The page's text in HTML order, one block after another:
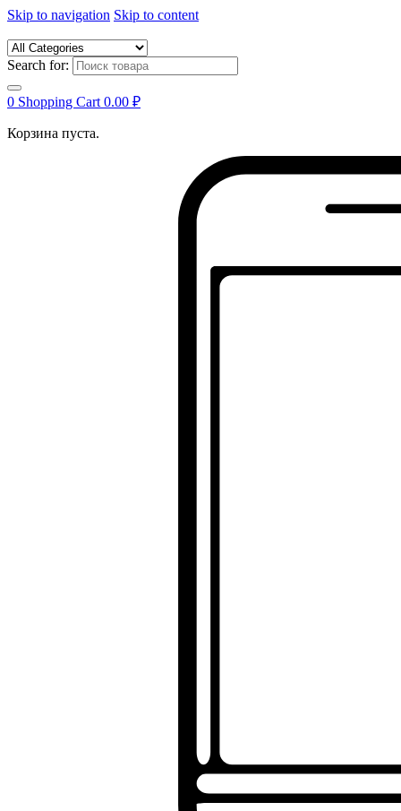
Skip to navigation Skip to content
Search for:
0 Shopping Cart 0.00 ₽
Корзина пуста.